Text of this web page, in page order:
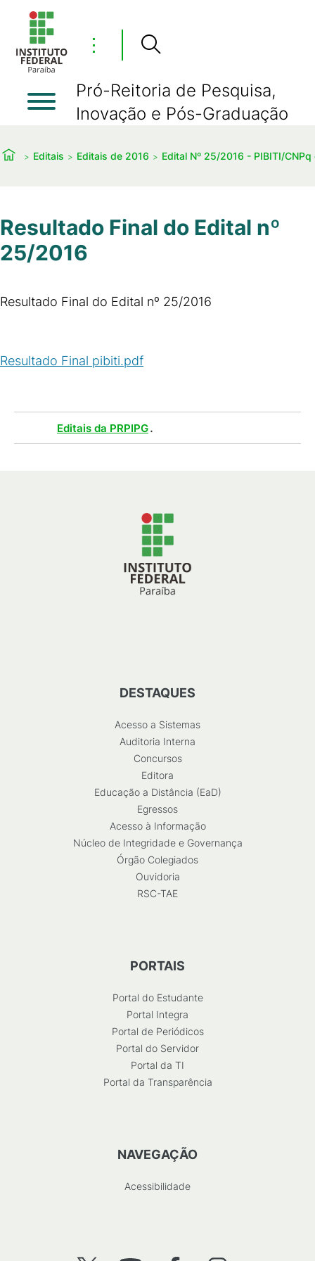
⋮
Pró-Reitoria de Pesquisa,
Inovação e Pós-Graduação
Editais Editais de 2016 Edital Nº 25/2016 - PIBITI/CNPq
Resultado Final do Edital nº
25/2016
Resultado Final do Edital nº 25/2016
Resultado Final pibiti.pdf
Editais da PRPIPG.
DESTAQUES
Acesso a Sistemas
Auditoria Interna
Concursos
Editora
Educação a Distância (EaD)
Egressos
Acesso à Informação
Núcleo de Integridade e Governança
Órgão Colegiados
Ouvidoria
RSC-TAE
PORTAIS
Portal do Estudante
Portal Integra
Portal de Periódicos
Portal do Servidor
Portal da TI
Portal da Transparência
NAVEGAÇÃO
Acessibilidade